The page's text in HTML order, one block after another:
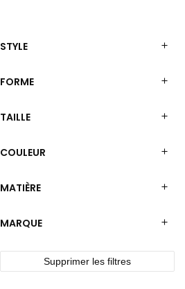
STYLE
FORME
TAILLE
COULEUR
MATIÈRE
MARQUE
Supprimer les filtres